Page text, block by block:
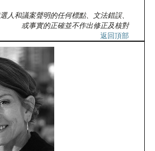
人和議案聲明的任何標點、文法錯誤、
或事實的正確並不作出修正及核對
返回頂部